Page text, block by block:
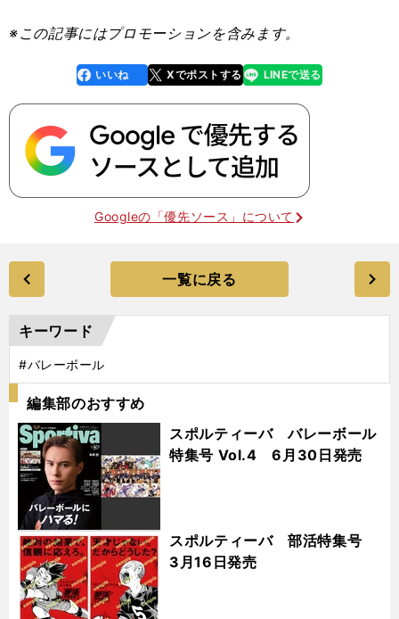
※この記事にはプロモーションを含みます。
faceboo
k
いいね Xでポストする
line LINEで送る
Googleの「優先ソース」について
一覧に戻る
キーワード
#バレーボール
編集部のおすすめ
スポルティーバ バレーボール
特集号 Vol.4 6月30日発売
スポルティーバ 部活特集号
3月16日発売